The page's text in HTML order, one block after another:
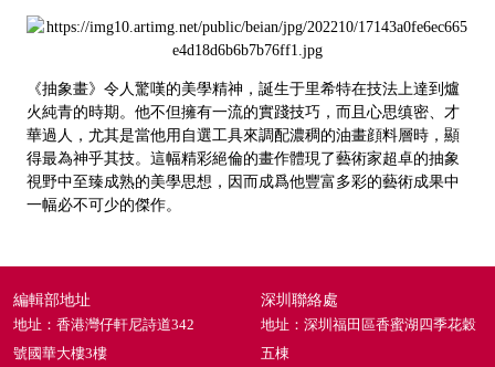
《抽象畫》令人驚嘆的美學精神，誕生于里希特在技法上達到爐
火純青的時期。他不但擁有一流的實踐技巧，而且心思缜密、才
華過人，尤其是當他用自選工具來調配濃稠的油畫顔料層時，顯
得最為神乎其技。這幅精彩絕倫的畫作體現了藝術家超卓的抽象
視野中至臻成熟的美學思想，因而成爲他豐富多彩的藝術成果中
一幅必不可少的傑作。
編輯部地址
地址：香港灣仔軒尼詩道342
號國華大樓3樓
深圳聯絡處
地址：深圳福田區香蜜湖四季花穀
五棟